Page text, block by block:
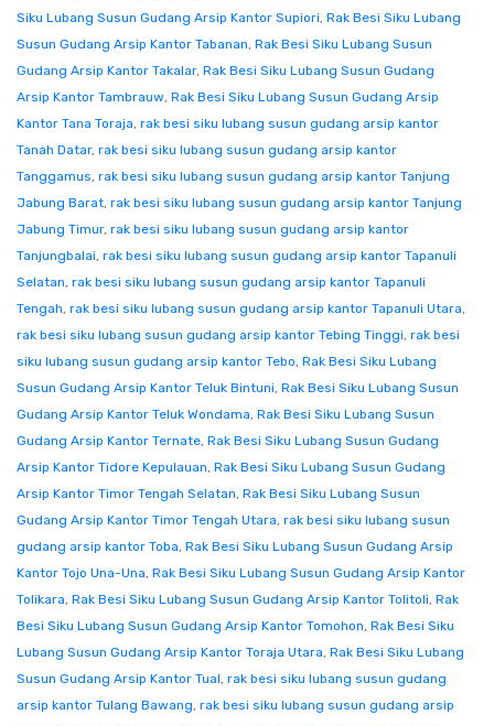
Siku Lubang Susun Gudang Arsip Kantor Supiori, Rak Besi Siku Lubang
Susun Gudang Arsip Kantor Tabanan, Rak Besi Siku Lubang Susun
Gudang Arsip Kantor Takalar, Rak Besi Siku Lubang Susun Gudang
Arsip Kantor Tambrauw, Rak Besi Siku Lubang Susun Gudang Arsip
Kantor Tana Toraja, rak besi siku lubang susun gudang arsip kantor
Tanah Datar, rak besi siku lubang susun gudang arsip kantor
Tanggamus, rak besi siku lubang susun gudang arsip kantor Tanjung
Jabung Barat, rak besi siku lubang susun gudang arsip kantor Tanjung
Jabung Timur, rak besi siku lubang susun gudang arsip kantor
Tanjungbalai, rak besi siku lubang susun gudang arsip kantor Tapanuli
Selatan, rak besi siku lubang susun gudang arsip kantor Tapanuli
Tengah, rak besi siku lubang susun gudang arsip kantor Tapanuli Utara,
rak besi siku lubang susun gudang arsip kantor Tebing Tinggi, rak besi
siku lubang susun gudang arsip kantor Tebo, Rak Besi Siku Lubang
Susun Gudang Arsip Kantor Teluk Bintuni, Rak Besi Siku Lubang Susun
Gudang Arsip Kantor Teluk Wondama, Rak Besi Siku Lubang Susun
Gudang Arsip Kantor Ternate, Rak Besi Siku Lubang Susun Gudang
Arsip Kantor Tidore Kepulauan, Rak Besi Siku Lubang Susun Gudang
Arsip Kantor Timor Tengah Selatan, Rak Besi Siku Lubang Susun
Gudang Arsip Kantor Timor Tengah Utara, rak besi siku lubang susun
gudang arsip kantor Toba, Rak Besi Siku Lubang Susun Gudang Arsip
Kantor Tojo Una-Una, Rak Besi Siku Lubang Susun Gudang Arsip Kantor
Tolikara, Rak Besi Siku Lubang Susun Gudang Arsip Kantor Tolitoli, Rak
Besi Siku Lubang Susun Gudang Arsip Kantor Tomohon, Rak Besi Siku
Lubang Susun Gudang Arsip Kantor Toraja Utara, Rak Besi Siku Lubang
Susun Gudang Arsip Kantor Tual, rak besi siku lubang susun gudang
arsip kantor Tulang Bawang, rak besi siku lubang susun gudang arsip